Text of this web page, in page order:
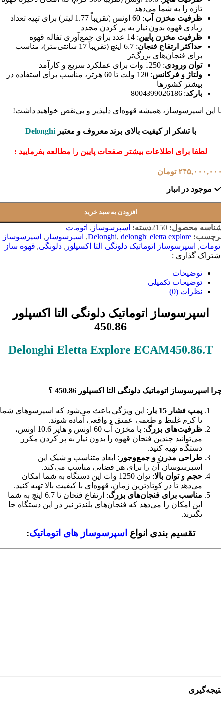
تازه را به شما می‌دهد
ظرفیت مخزن آب
: 60 اونس (تقریباً 1.77 لیتر) برای تهیه تعداد
زیادی قهوه بدون نیاز به پر کردن مجدد
ظرفیت مخزن پایین: 14 عدد برای جمع‌آوری تفاله قهوه
حداکثر ارتفاع فنجان
: 6.7 اینچ (تقریباً 17 سانتی‌متر)، مناسب
برای فنجان‌های بزرگ‌تر
توان ورودی: 1250 وات برای عملکرد سریع و کارآمد
ولتاژ و فرکانس
: 120 ولت تا 60 هرتز، مناسب برای استفاده در
بیشتر کشورها
بارکد: 8004399026186
این اسپرسوساز، همیشه قهوه‌ای دلپذیر و بی‌نقص خواهید داشت!
با تشکر از کیفیت بالای برند معروف و معتبرDelonghi
لطفا برای اطلاعات بیشتر صفحات پایین را مطالعه بفرمایید :
تومان
موجود در انبار
افزودن به سبد خرید
محصول: 2150دسته: اسپرسوساز , اتومات
Delonghi, delonghi eletta explore
, اسپرسوساز , اسپرسوساز
, اسپرسوساز اتوماتیک دلونگی التا اکسپلور , دلونگی, قهوه ساز
گذاری :
توضیحات
توضیحات تکمیلی
نظرات (0)
اسپرسوساز اتوماتیک دلونگی التا اکسپلور
450.86
Delonghi Eletta Explore ECAM450.86.T
اسپرسوساز اتوماتیک دلونگی التا اکسپلور 450.86 ؟
پمپ فشار 15 بار
: این ویژگی باعث می‌شود که اسپرسوهای شما
با کرم غلیظ و طعمی عمیق و واقعی آماده شوند.
ظرفیت‌های بزرگ
: با مخزن آب 60 اونس و هاپر 10.6 اونس،
می‌توانید چندین فنجان قهوه را بدون نیاز به پر کردن مکرر
دستگاه تهیه کنید.
طراحی مدرن و جمع‌وجور : ابعاد متناسب و شیک این
اسپرسوساز، آن را برای هر فضایی مناسب می‌کند.
حجم و توان بالا
: توان 1250 وات این دستگاه به شما امکان
می‌دهد تا در کوتاه‌ترین زمان، قهوه‌ای با کیفیت بالا تهیه کنید.
مناسب برای فنجان‌های بزرگ
: ارتفاع فنجان تا 6.7 اینچ به شما
این امکان را می‌دهد که فنجان‌های بلندتر نیز در این دستگاه جا
بگیرند.
تقسیم بندی انواع اسپرسوساز های اتوماتیک: